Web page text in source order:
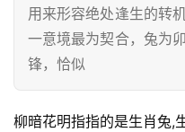
用来形容绝处逢生的转
一意境最为契合，兔为
锋，恰似
柳暗花明指指的是生肖兔,